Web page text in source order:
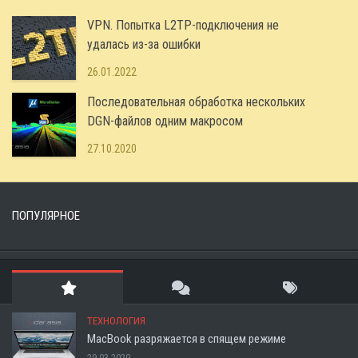
VPN. Попытка L2TP-подключения не
удалась из-за ошибки
26.01.2022
Последовательная обработка нескольких
DGN-файлов одним макросом
27.10.2020
ПОПУЛЯРНОЕ
ТЕХНОЛОГИЯ
MacBook разряжается в спящем режиме